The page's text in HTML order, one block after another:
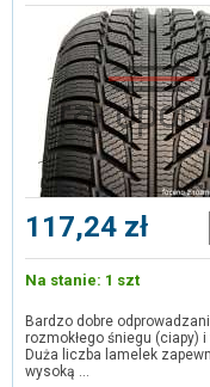
117,24 zł
Na stanie: 1 szt
Bardzo dobre
rozmokłego śniegu (ciapy) i
Duża liczba lamelek
wysoką …